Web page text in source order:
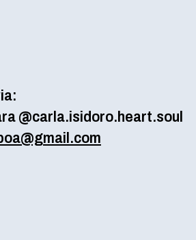
@carla.isidoro.heart.soul